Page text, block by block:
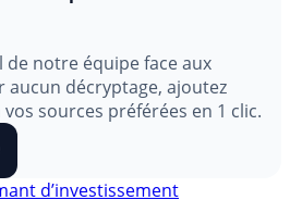
sans publicité cachée. Vous
notre équipe face aux
décryptage, ajoutez
sources préférées en 1 clic.